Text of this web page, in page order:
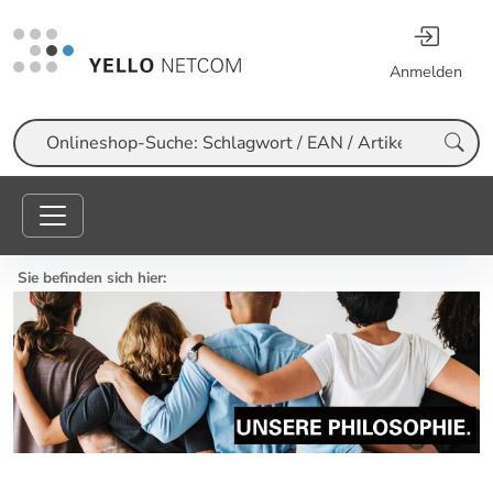
Anmelden
Suche
Sie befinden sich hier: